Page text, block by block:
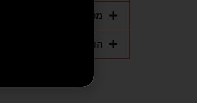
מפרט טכני
הוראות הפעלה